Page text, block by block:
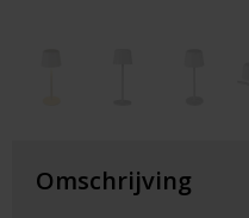
Omschrijving